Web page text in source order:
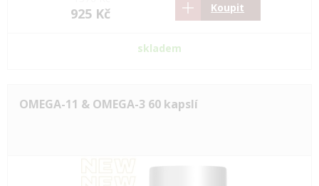
925 Kč Koupit
skladem
OMEGA-11 & OMEGA-3 60 kapslí